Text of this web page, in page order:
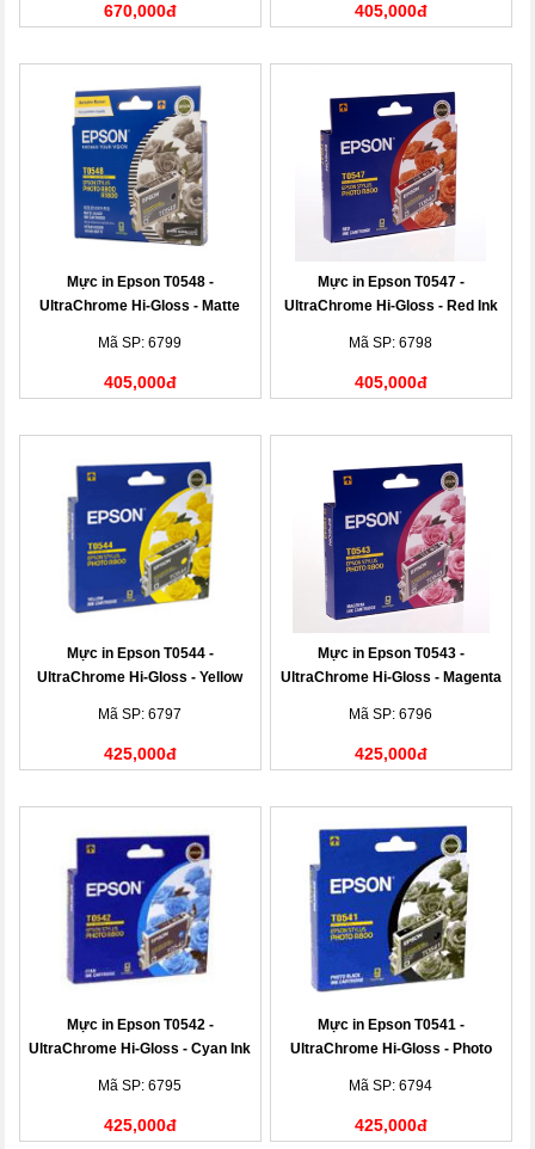
670,000đ 405,000đ
Mực in Epson T0548 -
UltraChrome Hi-Gloss - Matte
Mã SP: 6799
405,000đ
Mực in Epson T0547 -
UltraChrome Hi-Gloss - Red Ink
Mã SP: 6798
405,000đ
Mực in Epson T0544 -
UltraChrome Hi-Gloss - Yellow
Mã SP: 6797
425,000đ
Mực in Epson T0543 -
UltraChrome Hi-Gloss - Magenta
Mã SP: 6796
425,000đ
Mực in Epson T0542 -
UltraChrome Hi-Gloss - Cyan Ink
Mã SP: 6795
425,000đ
Mực in Epson T0541 -
UltraChrome Hi-Gloss - Photo
Mã SP: 6794
425,000đ